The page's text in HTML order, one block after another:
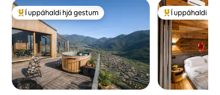
Í mestu uppáhaldi hjá gestum
Í uppáhaldi hjá gestum Í mestu
Í uppáhaldi